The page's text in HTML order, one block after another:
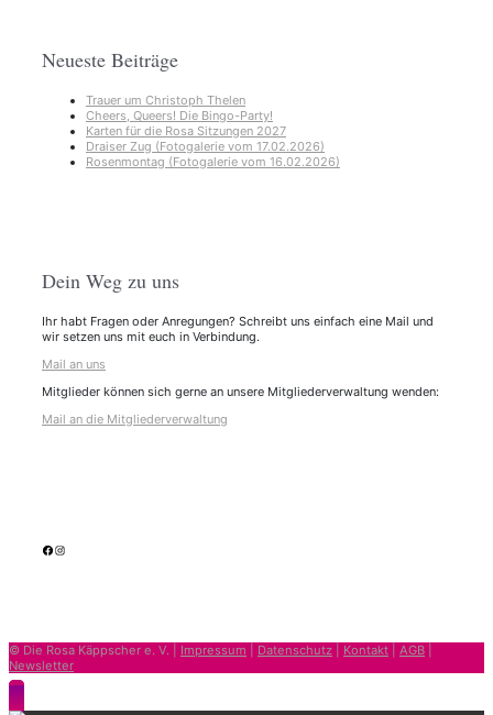
Neueste Beiträge
Trauer um Christoph Thelen
Cheers, Queers! Die Bingo-Party!
Karten für die Rosa Sitzungen 2027
Draiser Zug (Fotogalerie vom 17.02.2026)
Rosenmontag (Fotogalerie vom 16.02.2026)
Dein Weg zu uns
Ihr habt Fragen oder Anregungen? Schreibt uns einfach eine Mail und
wir setzen uns mit euch in Verbindung.
Mail an uns
Mitglieder können sich gerne an unsere Mitgliederverwaltung wenden:
Mail an die Mitgliederverwaltung
facebook
Instagram
© Die Rosa Käppscher e. V. | Impressum Datenschutz Kontakt AGB
Newsletter